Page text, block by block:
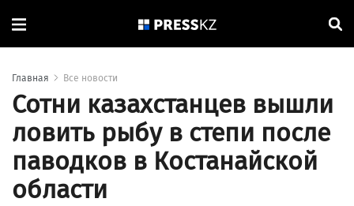
Главная Все новости
Сотни казахстанцев вышли
ловить рыбу в степи после
паводков в Костанайской
области